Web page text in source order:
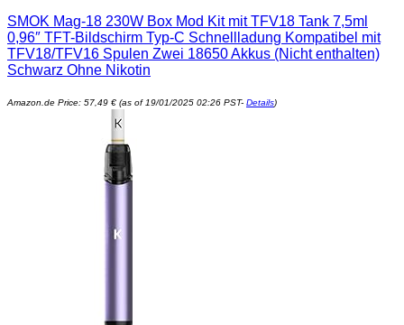
SMOK Mag-18 230W Box Mod Kit mit TFV18 Tank 7,5ml
0,96″ TFT-Bildschirm Typ-C Schnellladung Kompatibel mit
TFV18/TFV16 Spulen Zwei 18650 Akkus (Nicht enthalten)
Schwarz Ohne Nikotin
Amazon.de Price: 57,49 € (as of 19/01/2025 02:26 PST- Details)